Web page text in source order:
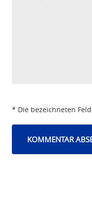
* Die bezeichneten